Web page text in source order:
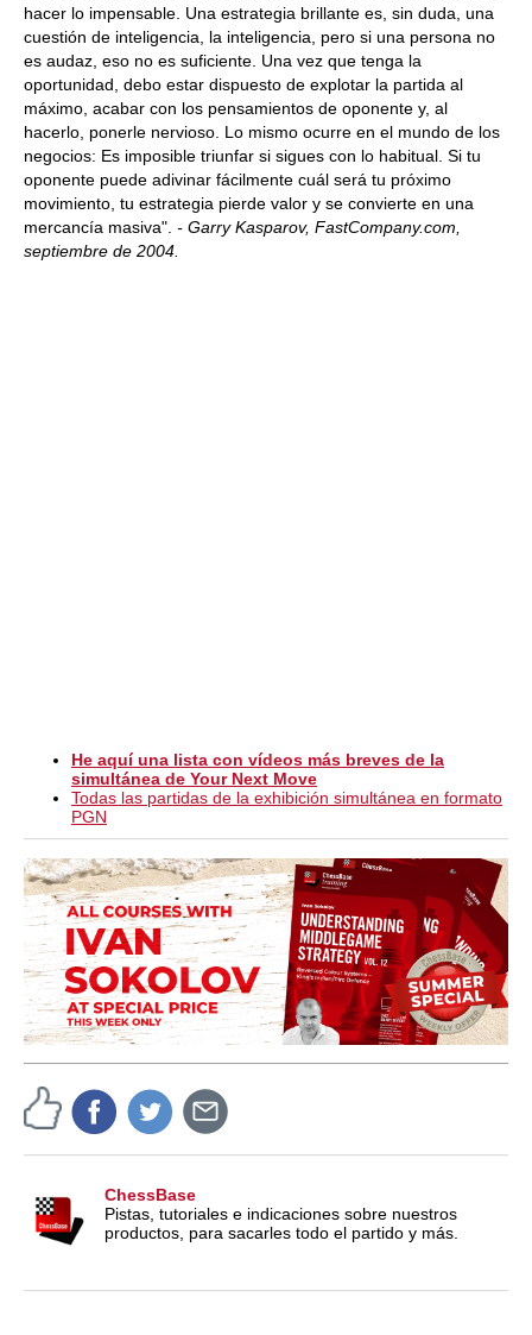
hacer lo impensable. Una estrategia brillante es, sin duda, una
cuestión de inteligencia, la inteligencia, pero si una persona no
es audaz, eso no es suficiente. Una vez que tenga la
oportunidad, debo estar dispuesto de explotar la partida al
máximo, acabar con los pensamientos de oponente y, al
hacerlo, ponerle nervioso. Lo mismo ocurre en el mundo de los
negocios: Es imposible triunfar si sigues con lo habitual. Si tu
oponente puede adivinar fácilmente cuál será tu próximo
movimiento, tu estrategia pierde valor y se convierte en una
mercancía masiva". - Garry Kasparov, FastCompany.com,
septiembre de 2004.
He aquí una lista con vídeos más breves de la
simultánea de Your Next Move
Todas las partidas de la exhibición simultánea en formato
PGN
ChessBase
Pistas, tutoriales e indicaciones sobre nuestros
productos, para sacarles todo el partido y más.